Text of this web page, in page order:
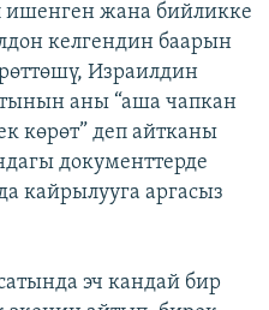
жана бийликке
келгендин баарын
Израилдин
аны “аша чапкан
көрөт” деп айтканы
документтерде
кайрылууга аргасыз
эч кандай бир